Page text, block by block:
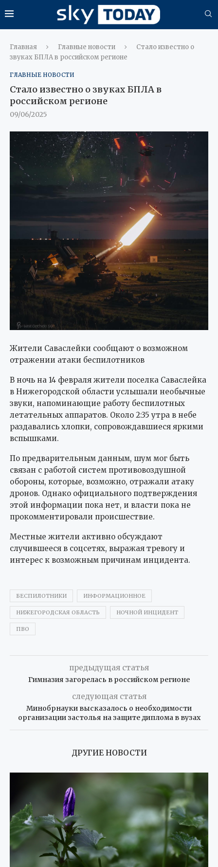
Главная Главные новости
Стало известно о
звуках БПЛА в российском регионе
ГЛАВНЫЕ НОВОСТИ
Стало известно о звуках БПЛА в
российском регионе
09/06/2025
Жители Саваслейки сообщают о возможном
отражении атаки беспилотников
В ночь на 14 февраля жители поселка Саваслейка
в Нижегородской области услышали необычные
звуки, напоминающие работу беспилотных
летательных аппаратов. Около 2:35 утра в небе
раздавались хлопки, сопровождавшиеся яркими
вспышками.
По предварительным данным, шум мог быть
связан с работой систем противовоздушной
обороны, которые, возможно, отражали атаку
дронов. Однако официального подтверждения
этой информации пока нет, и власти пока не
прокомментировали происшествие.
Местные жители активно обсуждают
случившееся в соцсетях, выражая тревогу и
интерес к возможным причинам инцидента.
БЕСПИЛОТНИКИ ИНФОРМАЦИОННОЕ
НИЖЕГОРОДСКАЯ ОБЛАСТЬ НОЧНОЙ ИНЦИДЕНТ
ПВО
предыдущая статья
Гимназия загорелась в российском регионе
следующая статья
Минобрнауки высказалось о необходимости
организации застолья на защите диплома в вузах
ДРУГИЕ НОВОСТИ